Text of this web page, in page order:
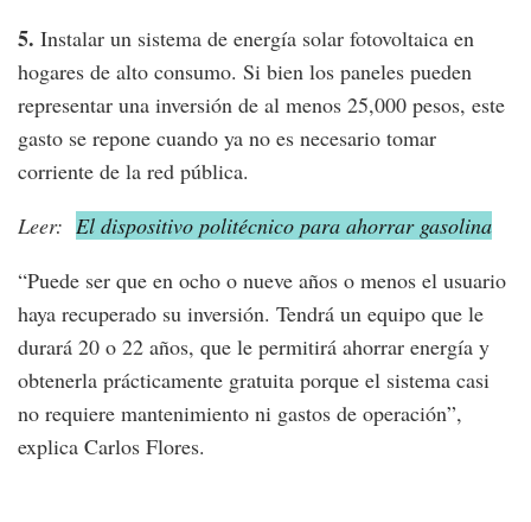
5. Instalar un sistema de energía solar fotovoltaica en
hogares de alto consumo. Si bien los paneles pueden
representar una inversión de al menos 25,000 pesos, este
gasto se repone cuando ya no es necesario tomar
corriente de la red pública.
Leer: El dispositivo politécnico para ahorrar gasolina
“Puede ser que en ocho o nueve años o menos el usuario
haya recuperado su inversión. Tendrá un equipo que le
durará 20 o 22 años, que le permitirá ahorrar energía y
obtenerla prácticamente gratuita porque el sistema casi
no requiere mantenimiento ni gastos de operación”,
explica Carlos Flores.